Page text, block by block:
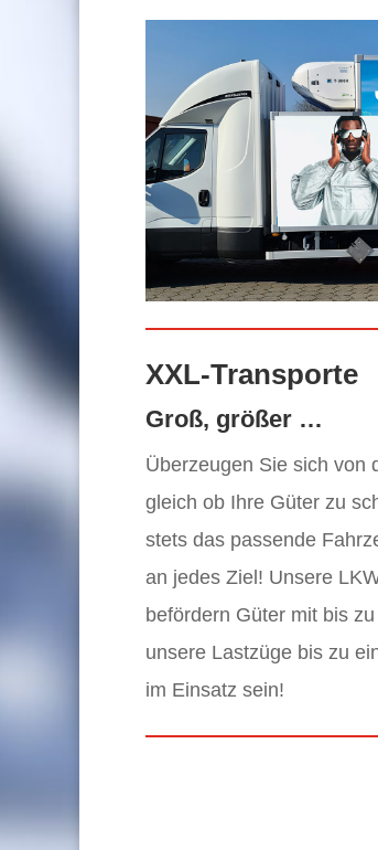
XXL-Transporte
Groß, größer …
Überzeugen Sie sich von
gleich ob Ihre Güter zu
stets das passende
an jedes Ziel! Unsere
befördern Güter mit bis
unsere Lastzüge bis zu
im Einsatz sein!